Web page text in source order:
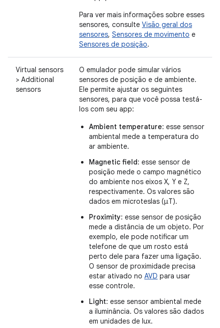
Para ver mais informações sobre esses
sensores, consulte Visão geral dos
sensores, Sensores de movimento e
Sensores de posição.
Virtual sensors
> Additional
sensors
O emulador pode simular vários
sensores de posição e de ambiente.
Ele permite ajustar os seguintes
sensores, para que você possa testá-
los com seu app:
Ambient temperature: esse sensor
ambiental mede a temperatura do
ar ambiente.
Magnetic field: esse sensor de
posição mede o campo magnético
do ambiente nos eixos X, Y e Z,
respectivamente. Os valores são
dados em microteslas (μT).
Proximity: esse sensor de posição
mede a distância de um objeto. Por
exemplo, ele pode notificar um
telefone de que um rosto está
perto dele para fazer uma ligação.
O sensor de proximidade precisa
estar ativado no AVD para usar
esse controle.
Light: esse sensor ambiental mede
a iluminância. Os valores são dados
em unidades de lux.